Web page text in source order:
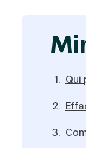
Qui